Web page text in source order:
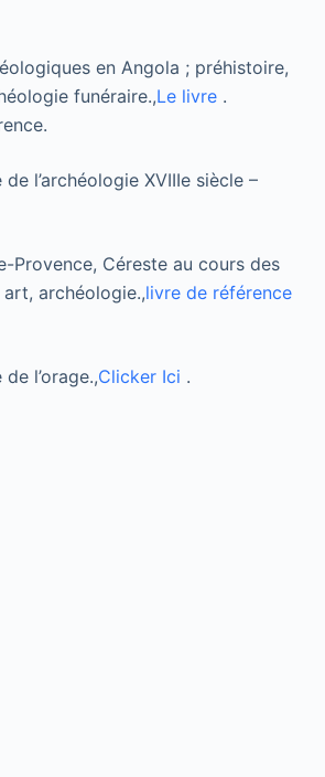
en Angola ; préhistoire,
funéraire.,Le livre .
l’archéologie XVIIIe siècle –
Provence, Céreste au cours des
archéologie.,livre de référence
l’orage.,Clicker Ici .